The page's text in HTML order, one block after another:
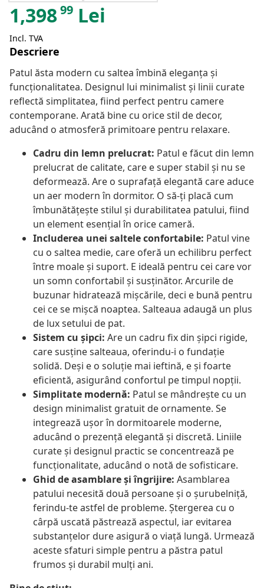
1,39899 Lei
Incl. TVA
Descriere
Patul ăsta modern cu saltea îmbină eleganța și
funcționalitatea. Designul lui minimalist și linii curate
reflectă simplitatea, fiind perfect pentru camere
contemporane. Arată bine cu orice stil de decor,
aducând o atmosferă primitoare pentru relaxare.
Cadru din lemn prelucrat: Patul e făcut din lemn
prelucrat de calitate, care e super stabil și nu se
deformează. Are o suprafață elegantă care aduce
un aer modern în dormitor. O să-ți placă cum
îmbunătățește stilul și durabilitatea patului, fiind
un element esențial în orice cameră.
Includerea unei saltele confortabile: Patul vine
cu o saltea medie, care oferă un echilibru perfect
între moale și suport. E ideală pentru cei care vor
un somn confortabil și susținător. Arcurile de
buzunar hidratează mișcările, deci e bună pentru
cei ce se mișcă noaptea. Salteaua adaugă un plus
de lux setului de pat.
Sistem cu șipci: Are un cadru fix din șipci rigide,
care susține salteaua, oferindu-i o fundație
solidă. Deși e o soluție mai ieftină, e și foarte
eficientă, asigurând confortul pe timpul nopții.
Simplitate modernă: Patul se mândrește cu un
design minimalist gratuit de ornamente. Se
integrează ușor în dormitoarele moderne,
aducând o prezență elegantă și discretă. Liniile
curate și designul practic se concentrează pe
funcționalitate, aducând o notă de sofisticare.
Ghid de asamblare și îngrijire: Asamblarea
patului necesită două persoane și o șurubelniță,
ferindu-te astfel de probleme. Ștergerea cu o
cârpă uscată păstrează aspectul, iar evitarea
substanțelor dure asigură o viață lungă. Urmează
aceste sfaturi simple pentru a păstra patul
frumos și durabil mulți ani.